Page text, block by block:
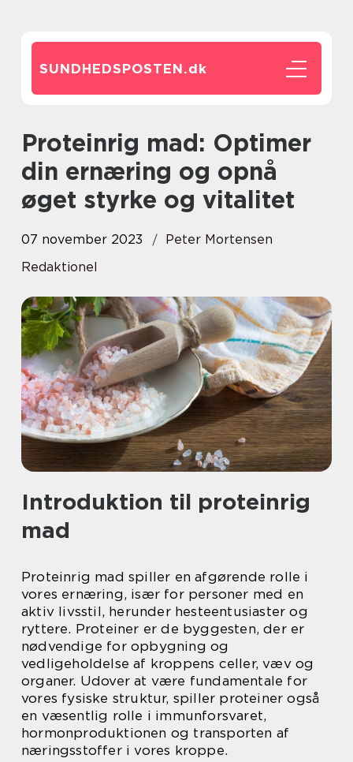
SUNDHEDSPOSTEN.dk
Proteinrig mad: Optimer
din ernæring og opnå
øget styrke og vitalitet
07 november 2023
Peter Mortensen
Redaktionel
Introduktion til proteinrig
mad
Proteinrig mad spiller en afgørende rolle i
vores ernæring, især for personer med en
aktiv livsstil, herunder hesteentusiaster og
ryttere. Proteiner er de byggesten, der er
nødvendige for opbygning og
vedligeholdelse af kroppens celler, væv og
organer. Udover at være fundamentale for
vores fysiske struktur, spiller proteiner også
en væsentlig rolle i immunforsvaret,
hormonproduktionen og transporten af
næringsstoffer i vores kroppe.